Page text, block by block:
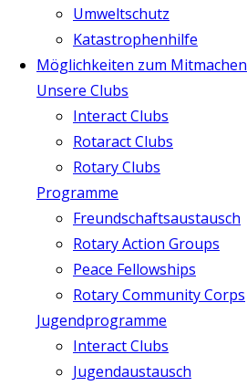
Umweltschutz
Katastrophenhilfe
Möglichkeiten zum Mitmachen
Unsere Clubs
Interact Clubs
Rotaract Clubs
Rotary Clubs
Programme
Freundschaftsaustausch
Rotary Action Groups
Peace Fellowships
Rotary Community Corps
Jugendprogramme
Interact Clubs
Jugendaustausch